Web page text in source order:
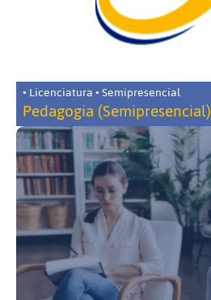
• Licenciatura • Semipresencial
Pedagogia (Semipresencial)